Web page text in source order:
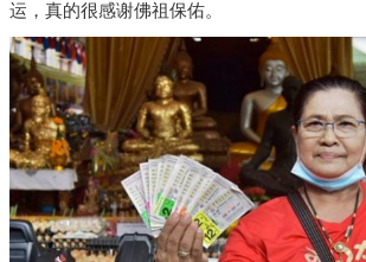
运，真的很感谢佛祖保佑。